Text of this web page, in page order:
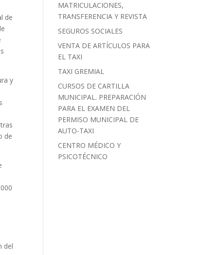
de
y
de
del
MATRICULACIONES,
TRANSFERENCIA Y REVISTA
SEGUROS SOCIALES
VENTA DE ARTÍCULOS PARA
EL TAXI
TAXI GREMIAL
CURSOS DE CARTILLA
MUNICIPAL. PREPARACIÓN
PARA EL EXAMEN DEL
PERMISO MUNICIPAL DE
AUTO-TAXI
CENTRO MÉDICO Y
PSICOTÉCNICO